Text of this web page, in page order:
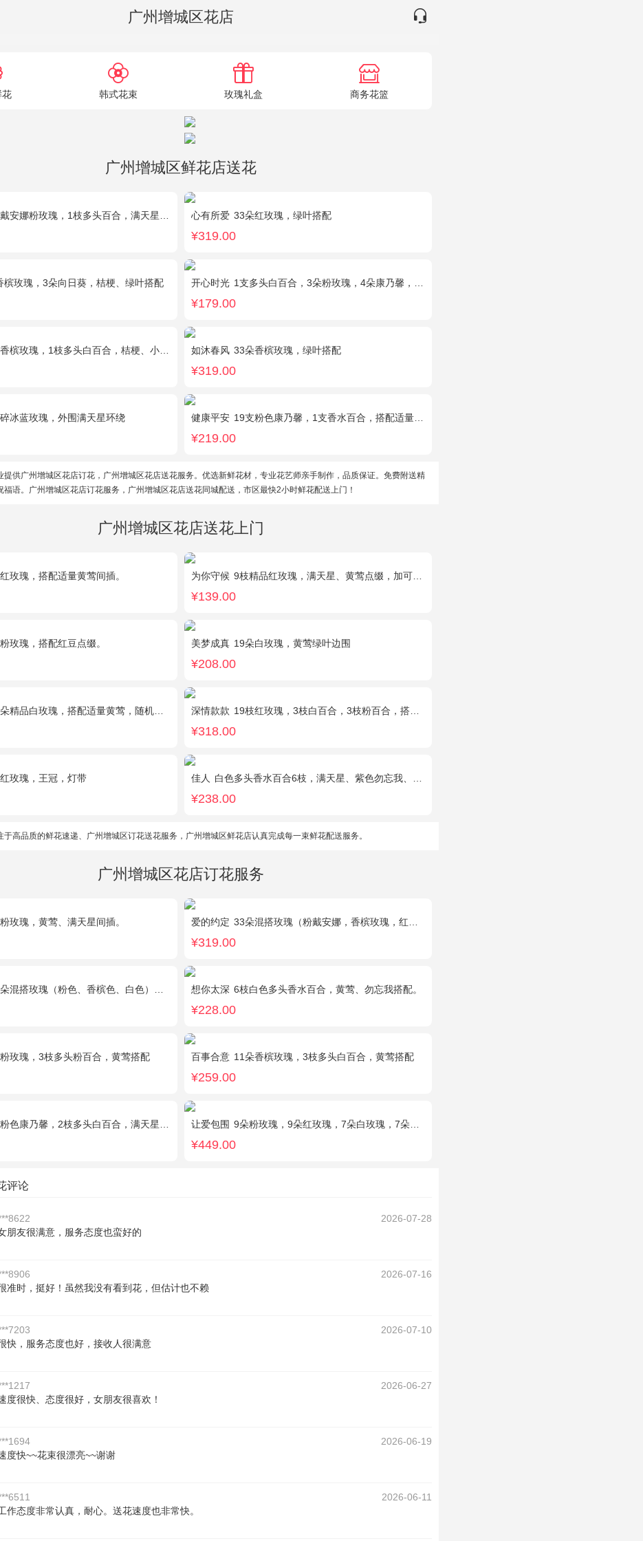
广州增城区花店
花 韩式花束 玫瑰礼盒 商务花篮
广州增城区鲜花店送花
安娜粉玫瑰，1枝多头百合，满天星、栀子叶 心有所爱 33朵红玫瑰，绿叶搭配
¥319.00
槟玫瑰，3朵向日葵，桔梗、绿叶搭配 开心时光 1支多头白百合，3朵粉玫瑰，4朵康乃馨，桔梗、满天星、绿叶混搭
¥179.00
槟玫瑰，1枝多头白百合，桔梗、小花、绿叶搭配 如沐春风 33朵香槟玫瑰，绿叶搭配
¥319.00
冰蓝玫瑰，外围满天星环绕 健康平安 19支粉色康乃馨，1支香水百合，搭配适量石竹梅、黄莺。
¥219.00
提供广州增城区花店订花，广州增城区花店送花服务。优选新鲜花材，专业花艺师亲手制作，品质保证。免费附送精
福语。广州增城区花店订花服务，广州增城区花店送花同城配送，市区最快2小时鲜花配送上门！
广州增城区花店送花上门
玫瑰，搭配适量黄莺间插。 为你守候 9枝精品红玫瑰，满天星、黄莺点缀，加可爱小熊1只。(小熊以实物为准)
¥139.00
玫瑰，搭配红豆点缀。 美梦成真 19朵白玫瑰，黄莺绿叶边围
¥208.00
精品白玫瑰，搭配适量黄莺，随机赠送1只可爱小熊。 深情款款 19枝红玫瑰，3枝白百合，3枝粉百合，搭配满天星，绿叶等配材
¥318.00
玫瑰，王冠，灯带 佳人 白色多头香水百合6枝，满天星、紫色勿忘我、绿叶丰满
¥238.00
于高品质的鲜花速递、广州增城区订花送花服务，广州增城区鲜花店认真完成每一束鲜花配送服务。
广州增城区花店订花服务
玫瑰，黄莺、满天星间插。 爱的约定 33朵混搭玫瑰（粉戴安娜，香槟玫瑰，红玫瑰），相思梅、绿叶搭配
¥319.00
搭玫瑰（粉色、香槟色、白色），2个小熊，黄莺、满天星点缀 想你太深 6枝白色多头香水百合，黄莺、勿忘我搭配。
¥228.00
玫瑰，3枝多头粉百合，黄莺搭配 百事合意 11朵香槟玫瑰，3枝多头白百合，黄莺搭配
¥259.00
色康乃馨，2枝多头白百合，满天星、绿叶搭配 让爱包围 9朵粉玫瑰，9朵红玫瑰，7朵白玫瑰，7朵蓝玫瑰，7朵香槟玫瑰，满天星和绿草丰满外围，随机赠送两只公仔
¥449.00
评论
2026-07-28
朋友很满意，服务态度也蛮好的
2026-07-16
准时，挺好！虽然我没有看到花，但估计也不赖
2026-07-10
快，服务态度也好，接收人很满意
2026-06-27
度很快、态度很好，女朋友很喜欢！
2026-06-19
度快~~花束很漂亮~~谢谢
2026-06-11
作态度非常认真，耐心。送花速度也非常快。